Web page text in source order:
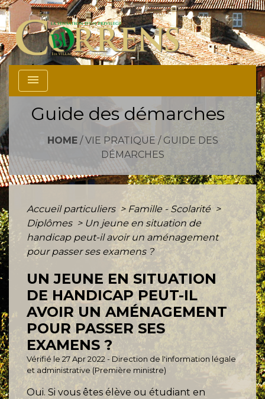
menu
Guide des démarches
HOME/ VIE PRATIQUE / GUIDE DES
DÉMARCHES
Accueil particuliers > Famille - Scolarité >
Diplômes > Un jeune en situation de
handicap peut-il avoir un aménagement
pour passer ses examens ?
UN JEUNE EN SITUATION
DE HANDICAP PEUT-IL
AVOIR UN AMÉNAGEMENT
POUR PASSER SES
EXAMENS ?
Vérifié le 27 Apr 2022 - Direction de l'information légale
et administrative (Première ministre)
Oui. Si vous êtes élève ou étudiant en